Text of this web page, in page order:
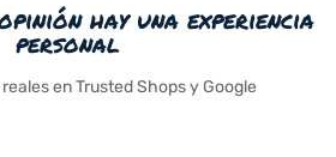
hay una experiencia
personal
en Trusted Shops y Google